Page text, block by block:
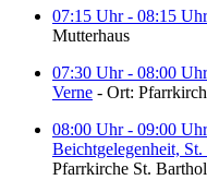
07:15 Uhr - 08:15
Mutterhaus
07:30 Uhr - 08:00
Verne - Ort:
08:00 Uhr - 09:00
Beichtgelegenheit,
Pfarrkirche St.